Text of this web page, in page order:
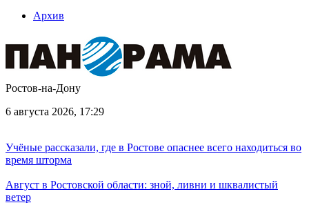
Архив
Ростов-на-Дону
6 августа 2026, 17:29
Учёные рассказали, где в Ростове опаснее всего находиться во
время шторма
Август в Ростовской области: зной, ливни и шквалистый
ветер